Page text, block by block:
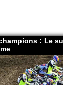
: Le